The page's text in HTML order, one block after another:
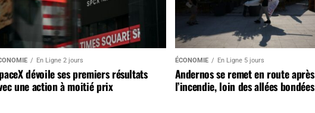
En Ligne 2 jours
dévoile ses premiers résultats
une action à moitié prix
ÉCONOMIE En Ligne 5 jours
Andernos se remet en route après
l’incendie, loin des allées bondées